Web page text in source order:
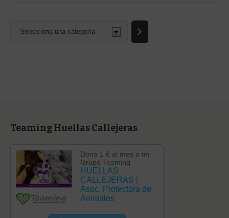
Teaming Huellas Callejeras